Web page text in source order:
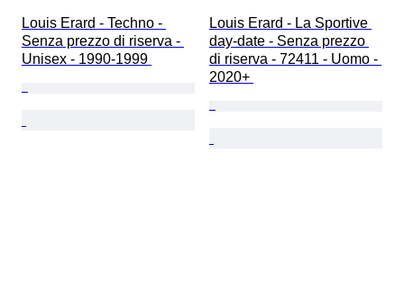
Louis Erard - Techno -
Senza prezzo di riserva -
Unisex - 1990-1999
Louis Erard - La Sportive
day-date - Senza prezzo
di riserva - 72411 - Uomo -
2020+